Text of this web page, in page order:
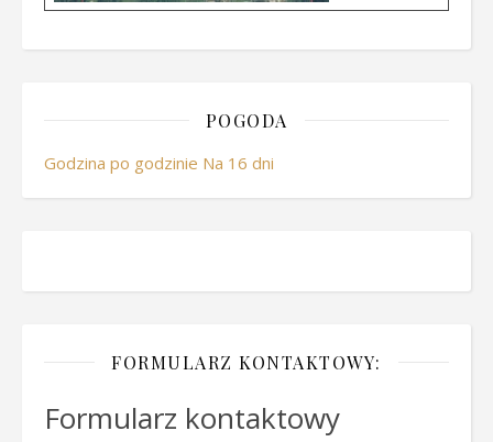
POGODA
Godzina po godzinie Na 16 dni
FORMULARZ KONTAKTOWY:
Formularz kontaktowy